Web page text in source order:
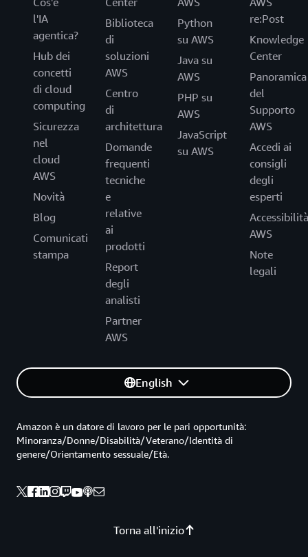
l'IA
agentica?
Hub dei
concetti
di cloud
computing
Sicurezza
nel
cloud
AWS
Novità
Blog
Comunicati
stampa
Biblioteca
di
soluzioni
AWS
Centro
di
architettura
Domande
frequenti
tecniche
e
relative
ai
prodotti
Report
degli
analisti
Partner
AWS
Python
su AWS
Java su
AWS
PHP su
AWS
JavaScript
su AWS
re:Post
Knowledge
Center
Panoramica
del
Supporto
AWS
Accedi ai
consigli
degli
esperti
Accessibilità
AWS
Note
legali
English
Torna all'inizio
Amazon è un datore di lavoro per le pari opportunità:
Minoranza/Donne/Disabilità/Veterano/Identità di
genere/Orientamento sessuale/Età.